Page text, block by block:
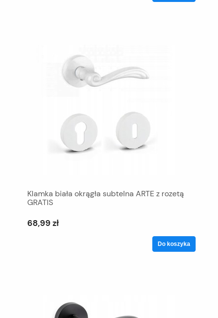
Klamka biała okrągła subtelna ARTE z rozetą
GRATIS
68,99 zł
Do koszyka